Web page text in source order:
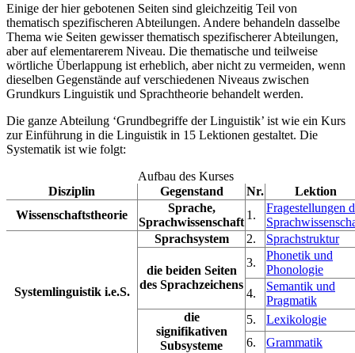
Einige der hier gebotenen Seiten sind gleichzeitig Teil von
thematisch spezifischeren Abteilungen. Andere behandeln dasselbe
Thema wie Seiten gewisser thematisch spezifischerer Abteilungen,
aber auf elementarerem Niveau. Die thematische und teilweise
wörtliche Überlappung ist erheblich, aber nicht zu vermeiden, wenn
dieselben Gegenstände auf verschiedenen Niveaus zwischen
Grundkurs Linguistik und Sprachtheorie behandelt werden.
Die ganze Abteilung ‘Grundbegriffe der Linguistik’ ist wie ein Kurs
zur Einführung in die Linguistik in 15 Lektionen gestaltet. Die
Systematik ist wie folgt:
Aufbau des Kurses
Disziplin
Gegenstand Nr.
Lektion
Wissenschaftstheorie
Sprache,
Sprachwissenschaft
1.
Fragestellungen
Systemlinguistik i.e.S.
Sprachsystem 2. Sprachstruktur
die beiden Seiten
des Sprachzeichens
3.
Phonetik und
Phonologie
4.
Semantik und
Pragmatik
die
signifikativen
Subsysteme
5.
Lexikologie
6.
Grammatik